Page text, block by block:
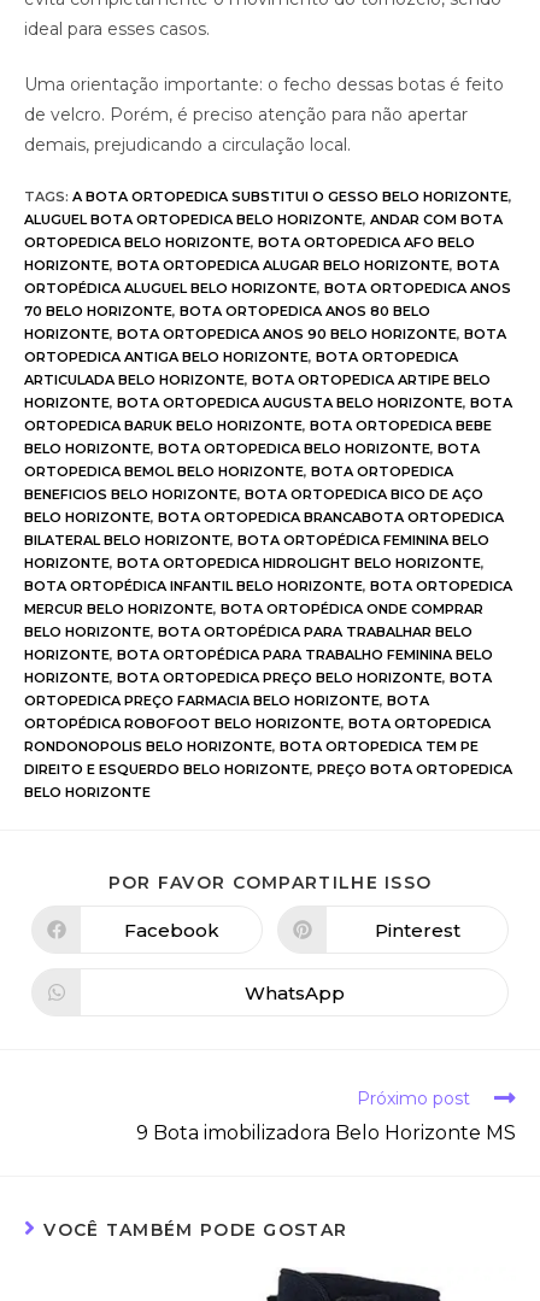
ideal para esses casos.
Uma orientação importante: o fecho dessas botas é feito
de velcro. Porém, é preciso atenção para não apertar
demais, prejudicando a circulação local.
TAGS: A BOTA ORTOPEDICA SUBSTITUI O GESSO BELO HORIZONTE,
ALUGUEL BOTA ORTOPEDICA BELO HORIZONTE, ANDAR COM BOTA
ORTOPEDICA BELO HORIZONTE, BOTA ORTOPEDICA AFO BELO
HORIZONTE, BOTA ORTOPEDICA ALUGAR BELO HORIZONTE, BOTA
ORTOPÉDICA ALUGUEL BELO HORIZONTE, BOTA ORTOPEDICA ANOS
70 BELO HORIZONTE, BOTA ORTOPEDICA ANOS 80 BELO
HORIZONTE, BOTA ORTOPEDICA ANOS 90 BELO HORIZONTE, BOTA
ORTOPEDICA ANTIGA BELO HORIZONTE, BOTA ORTOPEDICA
ARTICULADA BELO HORIZONTE, BOTA ORTOPEDICA ARTIPE BELO
HORIZONTE, BOTA ORTOPEDICA AUGUSTA BELO HORIZONTE, BOTA
ORTOPEDICA BARUK BELO HORIZONTE, BOTA ORTOPEDICA BEBE
BELO HORIZONTE, BOTA ORTOPEDICA BELO HORIZONTE, BOTA
ORTOPEDICA BEMOL BELO HORIZONTE, BOTA ORTOPEDICA
BENEFICIOS BELO HORIZONTE, BOTA ORTOPEDICA BICO DE AÇO
BELO HORIZONTE, BOTA ORTOPEDICA BRANCABOTA ORTOPEDICA
BILATERAL BELO HORIZONTE, BOTA ORTOPÉDICA FEMININA BELO
HORIZONTE, BOTA ORTOPEDICA HIDROLIGHT BELO HORIZONTE,
BOTA ORTOPÉDICA INFANTIL BELO HORIZONTE, BOTA ORTOPEDICA
MERCUR BELO HORIZONTE, BOTA ORTOPÉDICA ONDE COMPRAR
BELO HORIZONTE, BOTA ORTOPÉDICA PARA TRABALHAR BELO
HORIZONTE, BOTA ORTOPÉDICA PARA TRABALHO FEMININA BELO
HORIZONTE, BOTA ORTOPEDICA PREÇO BELO HORIZONTE, BOTA
ORTOPEDICA PREÇO FARMACIA BELO HORIZONTE, BOTA
ORTOPÉDICA ROBOFOOT BELO HORIZONTE, BOTA ORTOPEDICA
RONDONOPOLIS BELO HORIZONTE, BOTA ORTOPEDICA TEM PE
DIREITO E ESQUERDO BELO HORIZONTE, PREÇO BOTA ORTOPEDICA
BELO HORIZONTE
POR FAVOR COMPARTILHE ISSO
Facebook Pinterest
WhatsApp
Próximo post
9 Bota imobilizadora Belo Horizonte MS
VOCÊ TAMBÉM PODE GOSTAR